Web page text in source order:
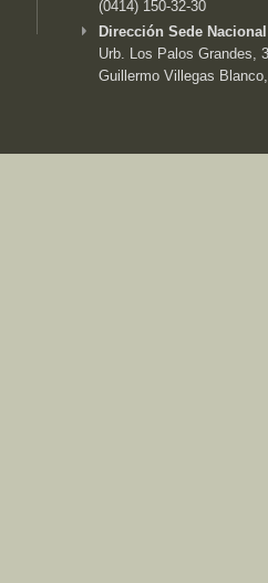
(0414) 150-32-30
Dirección Sede
Urb. Los Palos Grandes,
Guillermo Villegas